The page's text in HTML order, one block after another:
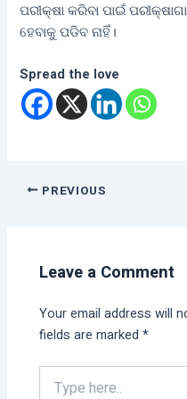
ପରୀକ୍ଷା କରିବା ପାଇଁ
ହେବାକୁ ପଡିବ ନାହିଁ।
Spread the love
PREVIOUS
Leave a Comment
Your email address will
fields are marked*
Type
here..